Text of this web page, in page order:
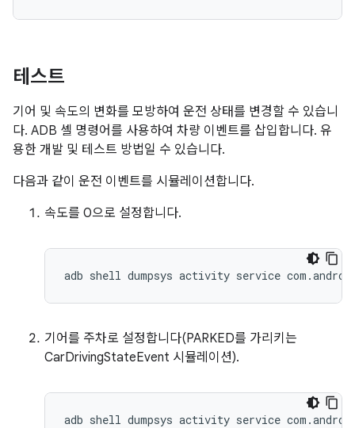
테스트
기어 및 속도의 변화를 모방하여 운전 상태를 변경할 수 있습니
다. ADB 셸 명령어를 사용하여 차량 이벤트를 삽입합니다. 유
용한 개발 및 테스트 방법일 수 있습니다.
다음과 같이 운전 이벤트를 시뮬레이션합니다.
속도를 0으로 설정합니다.
adb shell dumpsys activity service
기어를 주차로 설정합니다(PARKED를 가리키는
CarDrivingStateEvent 시뮬레이션).
adb shell dumpsys activity service